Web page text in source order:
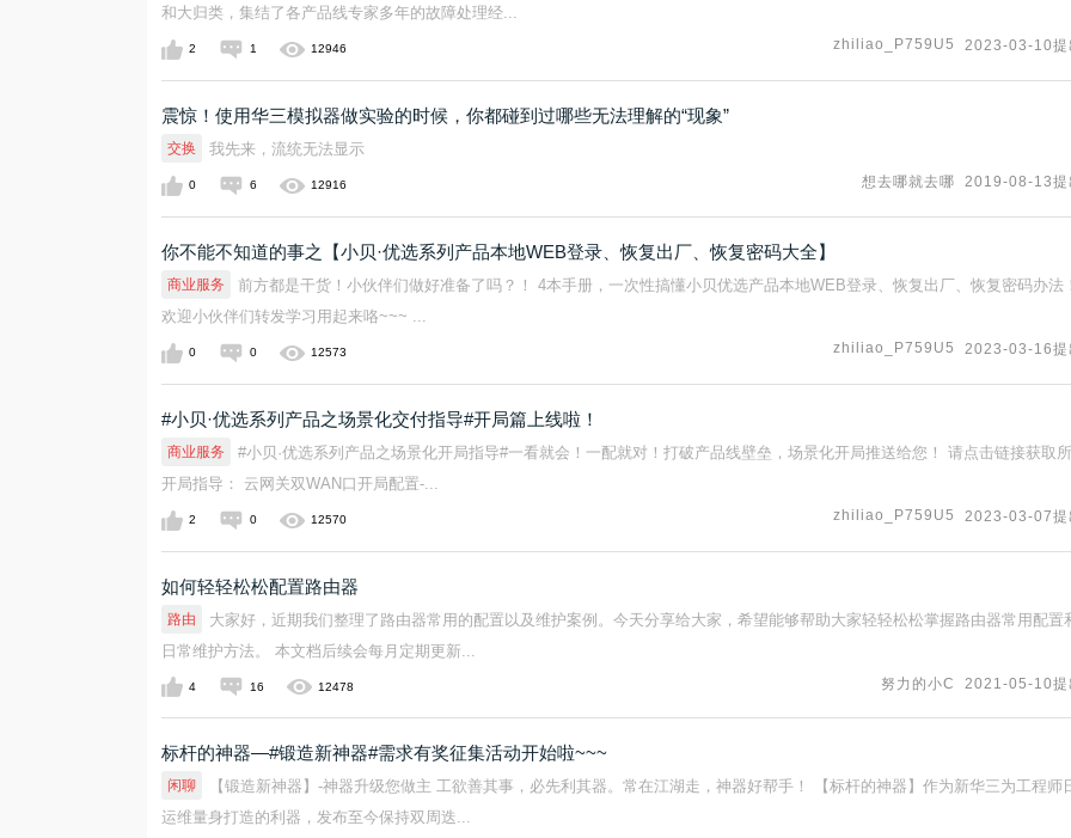
和大归类，集结了各产品线专家多年的故障处理经...
2 1 12946 zhiliao_P759U5 2023-03-10提
震惊！使用华三模拟器做实验的时候，你都碰到过哪些无法理解的“现象”
交换 我先来，流统无法显示
0 6 12916 想去哪就去哪 2019-08-13提
你不能不知道的事之【小贝·优选系列产品本地WEB登录、恢复出厂、恢复密码大全】
商业服务
前方都是干货！小伙伴们做好准备了吗？！ 4本手册，一次性搞懂小贝优选产品本地WEB登录、恢复出厂、恢复密码办法！
欢迎小伙伴们转发学习用起来咯~~~ ...
0 0 12573 zhiliao_P759U5 2023-03-16提
#小贝·优选系列产品之场景化交付指导#开局篇上线啦！
商业服务
#小贝·优选系列产品之场景化开局指导#一看就会！一配就对！打破产品线壁垒，场景化开局推送给您！ 请点击链接获取
开局指导： 云网关双WAN口开局配置-...
2 0 12570 zhiliao_P759U5 2023-03-07提
如何轻轻松松配置路由器
路由
大家好，近期我们整理了路由器常用的配置以及维护案例。今天分享给大家，希望能够帮助大家轻轻松松掌握路由器常用配置
日常维护方法。 本文档后续会每月定期更新...
4 16 12478 努力的小C 2021-05-10提
标杆的神器—#锻造新神器#需求有奖征集活动开始啦~~~
闲聊
【锻造新神器】-神器升级您做主 工欲善其事，必先利其器。常在江湖走，神器好帮手！ 【标杆的神器】作为新华三为工程师
运维量身打造的利器，发布至今保持双周迭...